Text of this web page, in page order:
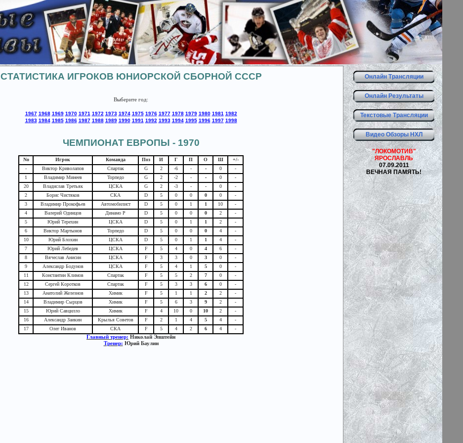
Онлайн Трансляции
Онлайн Результаты
Текстовые Трансляции
Видео Обзоры НХЛ
"ЛОКОМОТИВ"
ЯРОСЛАВЛЬ
07.09.2011
ВЕЧНАЯ ПАМЯТЬ!
СТАТИСТИКА ИГРОКОВ ЮНИОРСКОЙ СБОРНОЙ СССР
Выберите год:
1967 1968 1969 1970 1971 1972 1973 1974 1975 1976 1977 1978 1979 1980 1981 1982
1983 1984 1985 1986 1987 1988 1989 1990 1991 1992 1993 1994 1995 1996 1997 1998
ЧЕМПИОНАТ ЕВРОПЫ - 1970
No Игрок Команда Поз И Г П О Ш
+/-
-
Виктор Криволапов Спартак G 2 -6 - - 0
-
1
Владимир Минеев Торпедо G 2 -2 - - 0
-
20
Владислав Третьяк ЦСКА G 2 -3 - - 0
-
2
Борис Чистяков СКА D 5 0 0 0 0
-
3
Владимир Прокофьев Автомобилист D 5 0 1 1 10
-
4
Валерий Одинцов Динамо Р D 5 0 0 0 2
-
5
Юрий Терехин ЦСКА D 5 0 1 1 2
-
6
Виктор Мартынов Торпедо D 5 0 0 0 4
-
10
Юрий Блохин ЦСКА D 5 0 1 1 4
-
7
Юрий Лебедев ЦСКА F 5 4 0 4 6
-
8
Вячеслав Анисин ЦСКА F 3 3 0 3 0
-
9
Александр Бодунов ЦСКА F 5 4 1 5 0
-
11
Константин Климов Спартак F 5 5 2 7 0
-
12
Сергей Коротков Спартак F 5 3 3 6 0
-
13
Анатолий Железнов Химик F 5 1 1 2 2
-
14
Владимир Сырцов Химик F 5 6 3 9 2
-
15
Юрий Савцилло Химик F 4 10 0 10 2
-
16
Александр Заикин Крылья Советов F 2 1 4 5 4
-
17
Олег Иванов СКА F 5 4 2 6 4
-
Главный тренер: Николай Эпштейн
Тренер: Юрий Баулин